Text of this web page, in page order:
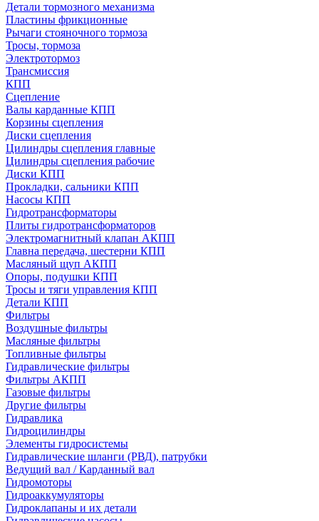
Детали тормозного механизма
Пластины фрикционные
Рычаги стояночного тормоза
Тросы, тормоза
Электротормоз
Трансмиссия
КПП
Сцепление
Валы карданные КПП
Корзины сцепления
Диски сцепления
Цилиндры сцепления главные
Цилиндры сцепления рабочие
Диски КПП
Прокладки, сальники КПП
Насосы КПП
Гидротрансформаторы
Плиты гидротрансформаторов
Электромагнитный клапан АКПП
Главна передача, шестерни КПП
Масляный щуп АКПП
Опоры, подушки КПП
Тросы и тяги управления КПП
Детали КПП
Фильтры
Воздушные фильтры
Масляные фильтры
Топливные фильтры
Гидравлические фильтры
Фильтры АКПП
Газовые фильтры
Другие фильтры
Гидравлика
Гидроцилиндры
Элементы гидросистемы
Гидравлические шланги (РВД), патрубки
Ведущий вал / Карданный вал
Гидромоторы
Гидроаккумуляторы
Гидроклапаны и их детали